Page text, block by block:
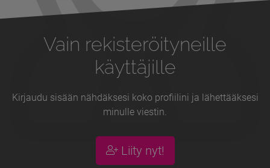
Vain rekisteröityneille
käyttäjille
Kirjaudu sisään nähdäksesi koko profiilini ja lähettääksesi
minulle viestin.
Liity nyt!